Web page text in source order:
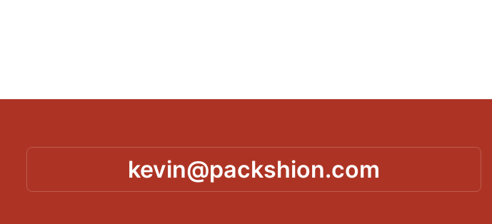
kevin@packshion.com